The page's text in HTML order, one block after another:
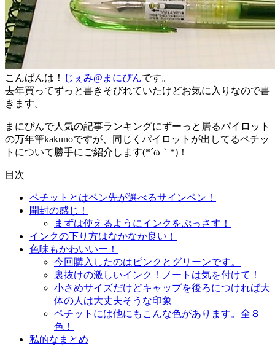
こんばんは！ じぇみ@まにぴんです。
去年買ってずっと書きそびれていたけどお気に入りなので書
きます。
まにぴんで人気の記事ランキングにずーっと居るパイロット
の万年筆kakunoですが、同じくパイロットが出してるペチッ
トについて勝手にご紹介します(*´ω｀*)！
目次
ペチットとはペン先が選べるサインペン！
開封の感じ！
まずは使えるようにインクをぷっさす！
インクの下り方はなかなか良い！
色味もかわいいー！
今回購入したのはピンクとグリーンです。
裏抜けの激しいインク！ノートは気を付けて！
小さめサイズだけどキャップを後ろにつければ大
体の人は大丈夫そうな印象
ペチットには他にもこんな色があります。全８
色！
私的なまとめ